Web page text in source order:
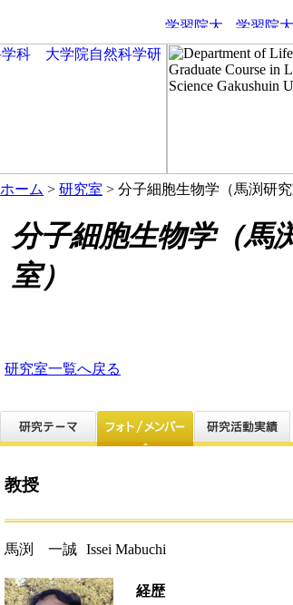
ホーム > 研究室 > 分子細胞生物学（馬渕研究
分子細胞生物学（馬
室）
研究室一覧へ戻る
教授
馬渕 一誠 Issei Mabuchi
経歴